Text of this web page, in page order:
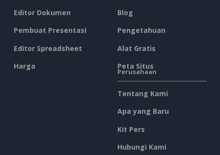
Editor Dokumen
Pembuat Presentasi
Editor Spreadsheet
Harga
Blog
Pengetahuan
Alat Gratis
Peta Situs
Perusahaan
Tentang Kami
Apa yang Baru
Kit Pers
Hubungi Kami